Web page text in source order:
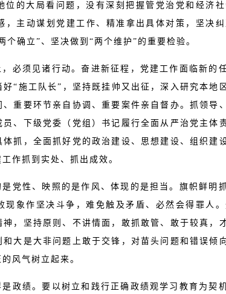
位的大局看问题，没有深刻把握管党治党和经济
，主动谋划党建工作、精准拿出具体对策，坚决
个确立”、坚决做到“两个维护”的重要检验。
必须见诸行动。奋进新征程，党建工作面临新的
“施工队长”，坚持既挂帅又出征，深入研究本地
重要环节亲自协调、重要案件亲自督办。抓领导
、下级党委（党组）书记履行全面从严治党主体
抓，全面抓好党的政治建设、思想建设、组织建
作抓到实处、抓出成效。
党性、映照的是作风、体现的是担当。旗帜鲜明
现象作坚决斗争，难免触及矛盾、必然会得罪人
，坚持原则、不讲情面，敢抓敢管、敢于较真，
大是大非问题上敢于交锋，对苗头问题和错误倾
风气树立起来。
政绩。要以树立和践行正确政绩观学习教育为契